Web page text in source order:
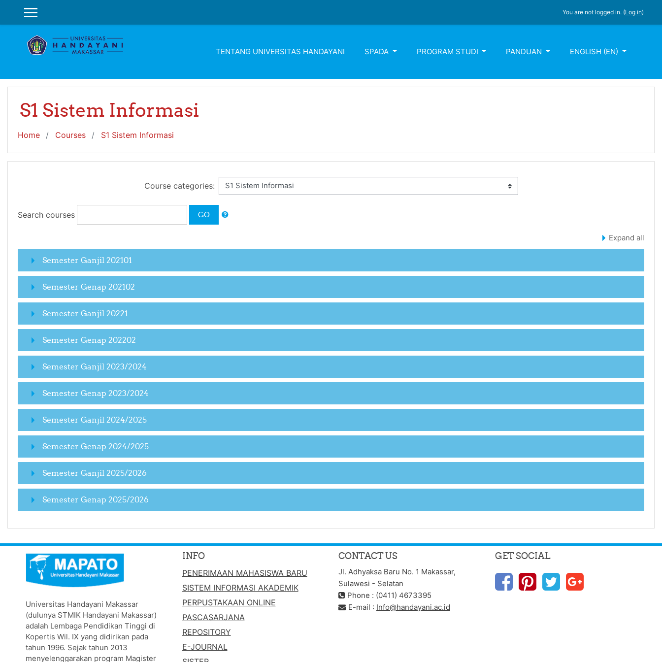
SIDE PANEL
You are not logged in. (Log in)
TENTANG UNIVERSITAS HANDAYANI SPADA PROGRAM STUDI PANDUAN ENGLISH ‎(EN)‎
S1 Sistem Informasi
Home Courses S1 Sistem Informasi
Course categories:
Search courses GO
Expand all
Semester Ganjil 202101
Semester Genap 202102
Semester Ganjil 20221
Semester Genap 202202
Semester Ganjil 2023/2024
Semester Genap 2023/2024
Semester Ganjil 2024/2025
Semester Genap 2024/2025
Semester Ganjil 2025/2026
Semester Genap 2025/2026
Universitas Handayani Makassar
(dulunya STMIK Handayani Makassar)
adalah Lembaga Pendidikan Tinggi di
Kopertis Wil. IX yang didirikan pada
tahun 1996. Sejak tahun 2013
menyelenggarakan program Magister
INFO
PENERIMAAN MAHASISWA BARU
SISTEM INFORMASI AKADEMIK
PERPUSTAKAAN ONLINE
PASCASARJANA
REPOSITORY
E-JOURNAL
CONTACT US
Jl. Adhyaksa Baru No. 1 Makassar,
Sulawesi - Selatan
Phone : (0411) 4673395
E-mail : Info@handayani.ac.id
GET SOCIAL